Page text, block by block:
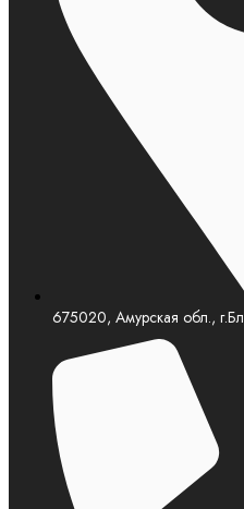
675020, Амурская обл.,